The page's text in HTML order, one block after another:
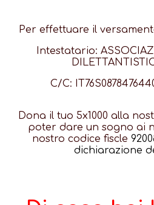
Per effettuare il
Intestatario:
C/C:
Dona il tuo 5x1000 alla
poter dare un sogno ai
nostro codice fiscle
dichiarazione